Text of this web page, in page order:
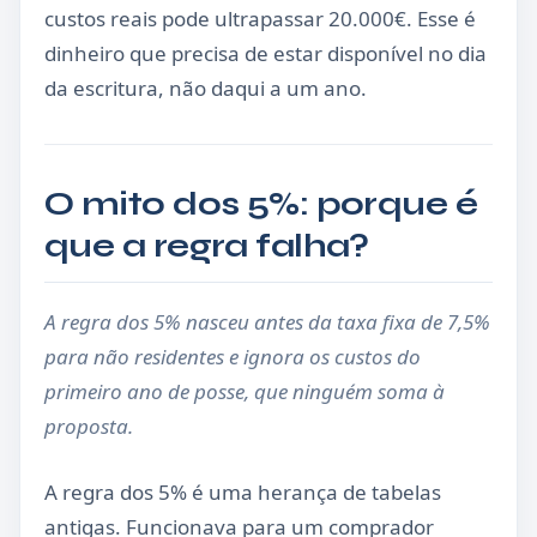
custos reais pode ultrapassar 20.000€. Esse é
dinheiro que precisa de estar disponível no dia
da escritura, não daqui a um ano.
O mito dos 5%: porque é
que a regra falha?
A regra dos 5% nasceu antes da taxa fixa de 7,5%
para não residentes e ignora os custos do
primeiro ano de posse, que ninguém soma à
proposta.
A regra dos 5% é uma herança de tabelas
antigas. Funcionava para um comprador